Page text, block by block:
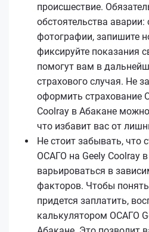
происшествие.
обстоятельства аварии:
фотографии, запишите
фиксируйте показания
помогут вам в
страхового случая. Не
оформить страхование
Coolray в Абакане
что избавит вас от
Не стоит забывать, что
ОСАГО на Geely Coolray
варьироваться в
факторов. Чтобы
придется заплатить,
калькулятором ОСАГО